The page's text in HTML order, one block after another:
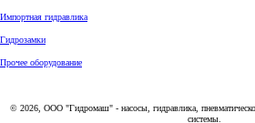
Импортная гидравлика
Гидрозамки
Прочее оборудование
© 2026, ООО "Гидромаш" - насосы, гидравлика,
системы.